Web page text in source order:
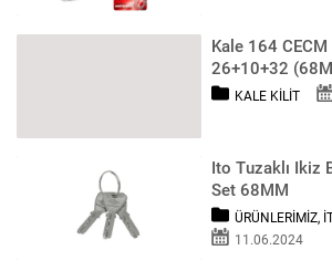
Kale 164
26+10+32
KALE KILIT
Ito Tuzaklı Ikiz
Set 68MM
ÜRÜNLERIMIZ,
11.06.2024